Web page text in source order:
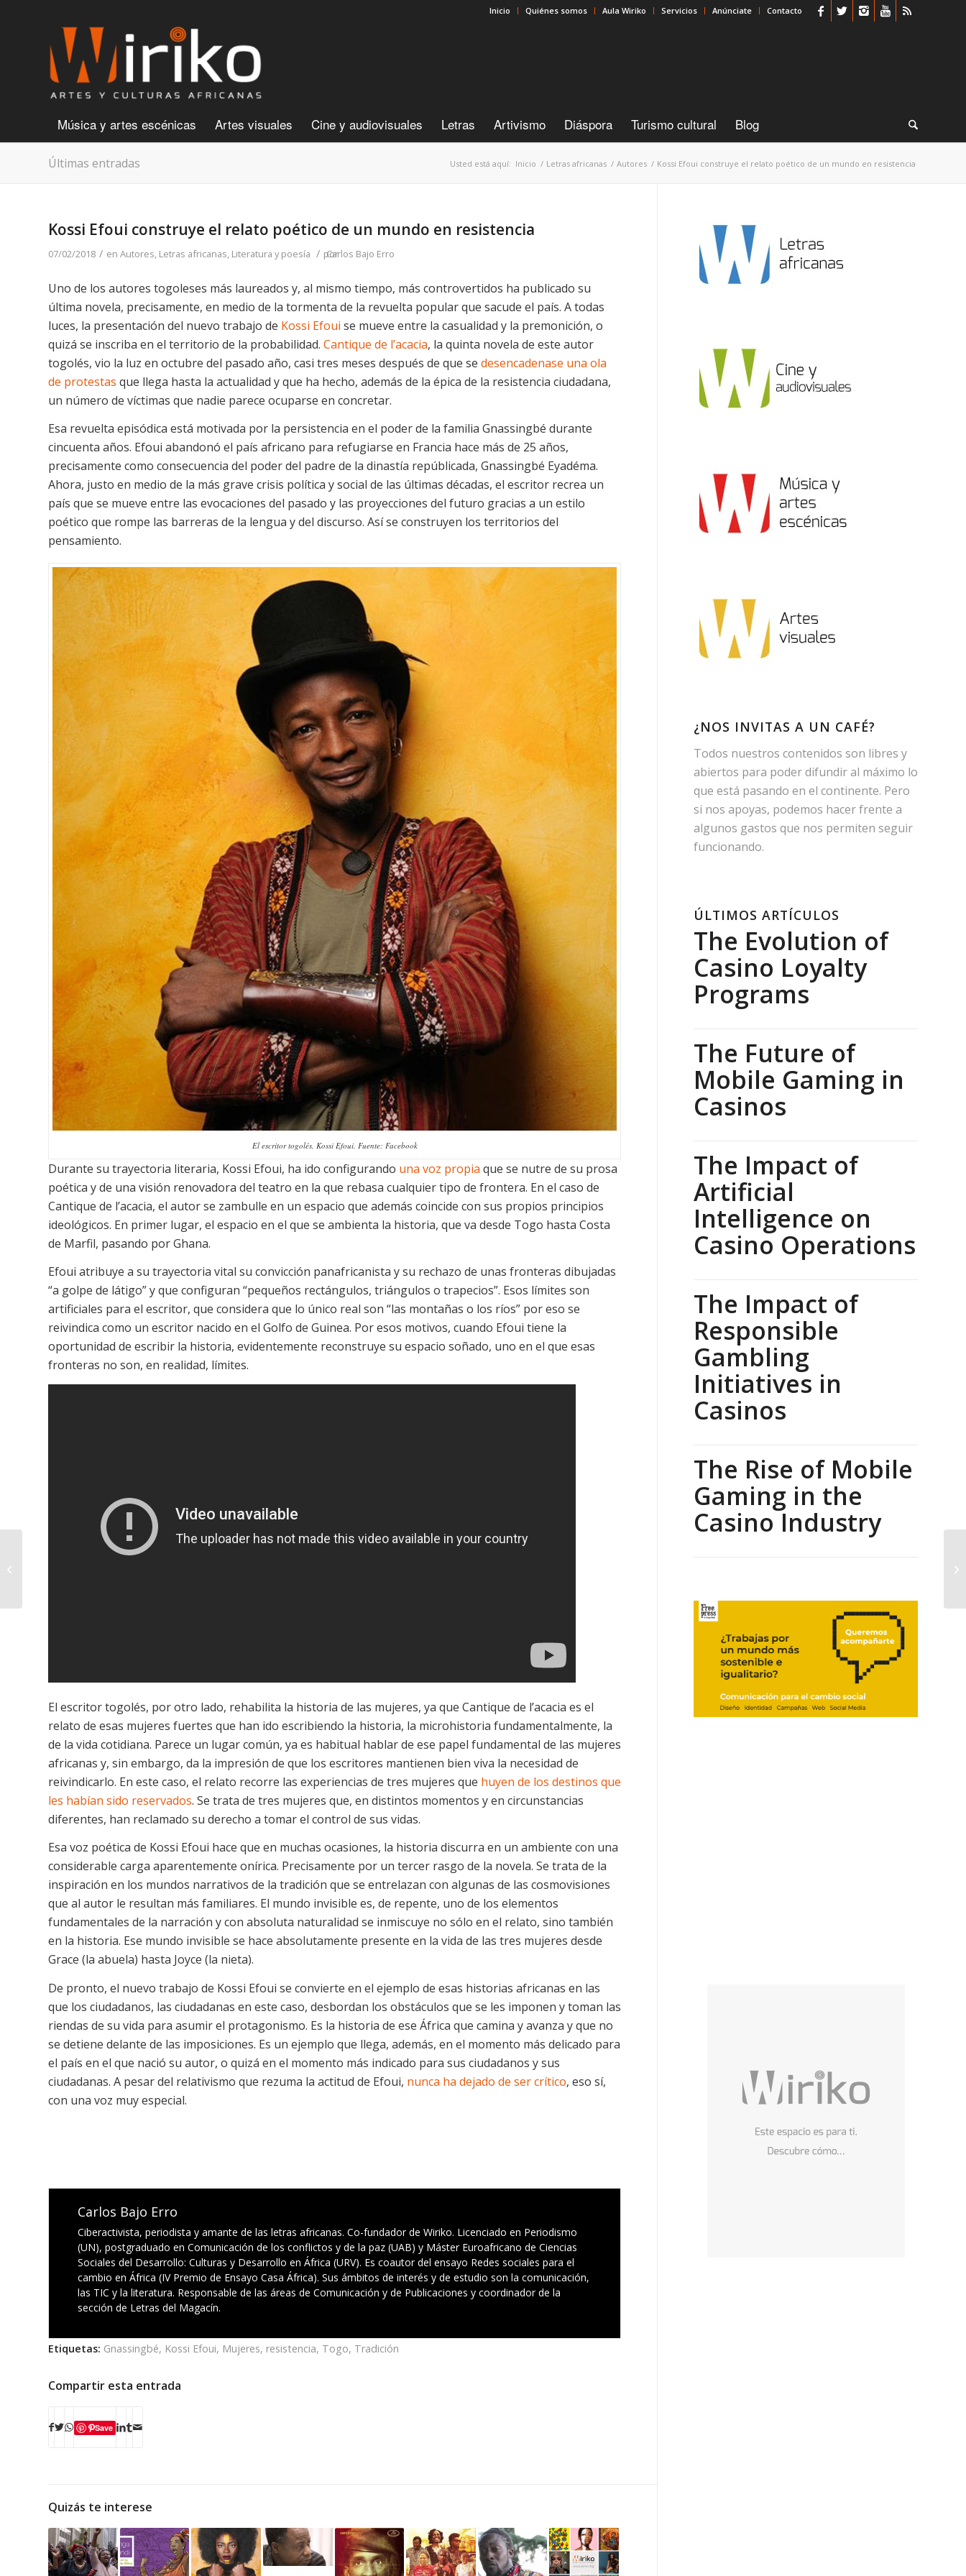
Inicio Quiénes somos Aula Wiriko Servicios Anúnciate Contacto
Música y artes escénicas Artes visuales Cine y audiovisuales Letras Artivismo Diáspora Turismo cultural Blog
Últimas entradas Usted está aquí: Inicio / Letras africanas / Autores / Kossi Efoui construye el relato poético de un mundo en resistencia
Kossi Efoui construye el relato poético de un mundo en resistencia
07/02/2018 / en Autores, Letras africanas, Literatura y poesía / por
Carlos Bajo Erro
Uno de los autores togoleses más laureados y, al mismo tiempo, más controvertidos ha publicado su
última novela, precisamente, en medio de la tormenta de la revuelta popular que sacude el país. A todas
luces, la presentación del nuevo trabajo de Kossi Efoui se mueve entre la casualidad y la premonición, o
quizá se inscriba en el territorio de la probabilidad. Cantique de l’acacia, la quinta novela de este autor
togolés, vio la luz en octubre del pasado año, casi tres meses después de que se desencadenase una ola
de protestas que llega hasta la actualidad y que ha hecho, además de la épica de la resistencia ciudadana,
un número de víctimas que nadie parece ocuparse en concretar.
Esa revuelta episódica está motivada por la persistencia en el poder de la familia Gnassingbé durante
cincuenta años. Efoui abandonó el país africano para refugiarse en Francia hace más de 25 años,
precisamente como consecuencia del poder del padre de la dinastía repúblicada, Gnassingbé Eyadéma.
Ahora, justo en medio de la más grave crisis política y social de las últimas décadas, el escritor recrea un
país que se mueve entre las evocaciones del pasado y las proyecciones del futuro gracias a un estilo
poético que rompe las barreras de la lengua y del discurso. Así se construyen los territorios del
pensamiento.
El escritor togolés, Kossi Efoui. Fuente: Facebook
Durante su trayectoria literaria, Kossi Efoui, ha ido configurando una voz propia que se nutre de su prosa
poética y de una visión renovadora del teatro en la que rebasa cualquier tipo de frontera. En el caso de
Cantique de l’acacia, el autor se zambulle en un espacio que además coincide con sus propios principios
ideológicos. En primer lugar, el espacio en el que se ambienta la historia, que va desde Togo hasta Costa
de Marfil, pasando por Ghana.
Efoui atribuye a su trayectoria vital su convicción panafricanista y su rechazo de unas fronteras dibujadas
“a golpe de látigo” y que configuran “pequeños rectángulos, triángulos o trapecios”. Esos límites son
artificiales para el escritor, que considera que lo único real son “las montañas o los ríos” por eso se
reivindica como un escritor nacido en el Golfo de Guinea. Por esos motivos, cuando Efoui tiene la
oportunidad de escribir la historia, evidentemente reconstruye su espacio soñado, uno en el que esas
fronteras no son, en realidad, límites.
El escritor togolés, por otro lado, rehabilita la historia de las mujeres, ya que Cantique de l’acacia es el
relato de esas mujeres fuertes que han ido escribiendo la historia, la microhistoria fundamentalmente, la
de la vida cotidiana. Parece un lugar común, ya es habitual hablar de ese papel fundamental de las mujeres
africanas y, sin embargo, da la impresión de que los escritores mantienen bien viva la necesidad de
reivindicarlo. En este caso, el relato recorre las experiencias de tres mujeres que huyen de los destinos que
les habían sido reservados. Se trata de tres mujeres que, en distintos momentos y en circunstancias
diferentes, han reclamado su derecho a tomar el control de sus vidas.
Esa voz poética de Kossi Efoui hace que en muchas ocasiones, la historia discurra en un ambiente con una
considerable carga aparentemente onírica. Precisamente por un tercer rasgo de la novela. Se trata de la
inspiración en los mundos narrativos de la tradición que se entrelazan con algunas de las cosmovisiones
que al autor le resultan más familiares. El mundo invisible es, de repente, uno de los elementos
fundamentales de la narración y con absoluta naturalidad se inmiscuye no sólo en el relato, sino también
en la historia. Ese mundo invisible se hace absolutamente presente en la vida de las tres mujeres desde
Grace (la abuela) hasta Joyce (la nieta).
De pronto, el nuevo trabajo de Kossi Efoui se convierte en el ejemplo de esas historias africanas en las
que los ciudadanos, las ciudadanas en este caso, desbordan los obstáculos que se les imponen y toman las
riendas de su vida para asumir el protagonismo. Es la historia de ese África que camina y avanza y que no
se detiene delante de las imposiciones. Es un ejemplo que llega, además, en el momento más delicado para
el país en el que nació su autor, o quizá en el momento más indicado para sus ciudadanos y sus
ciudadanas. A pesar del relativismo que rezuma la actitud de Efoui, nunca ha dejado de ser crítico, eso sí,
con una voz muy especial.
Carlos Bajo Erro
Ciberactivista, periodista y amante de las letras africanas. Co-fundador de Wiriko. Licenciado en Periodismo
(UN), postgraduado en Comunicación de los conflictos y de la paz (UAB) y Máster Euroafricano de Ciencias
Sociales del Desarrollo: Culturas y Desarrollo en África (URV). Es coautor del ensayo Redes sociales para el
cambio en África (IV Premio de Ensayo Casa África). Sus ámbitos de interés y de estudio son la comunicación,
las TIC y la literatura. Responsable de las áreas de Comunicación y de Publicaciones y coordinador de la
sección de Letras del Magacín.
Etiquetas: Gnassingbé, Kossi Efoui, Mujeres, resistencia, Togo, Tradición
Compartir esta entrada
Save
Quizás te interese
¿NOS INVITAS A UN CAFÉ?
Todos nuestros contenidos son libres y
abiertos para poder difundir al máximo lo
que está pasando en el continente. Pero
si nos apoyas, podemos hacer frente a
algunos gastos que nos permiten seguir
funcionando.
ÚLTIMOS ARTÍCULOS
The Evolution of
Casino Loyalty
Programs
The Future of
Mobile Gaming in
Casinos
The Impact of
Artificial
Intelligence on
Casino Operations
The Impact of
Responsible
Gambling
Initiatives in
Casinos
The Rise of Mobile
Gaming in the
Casino Industry